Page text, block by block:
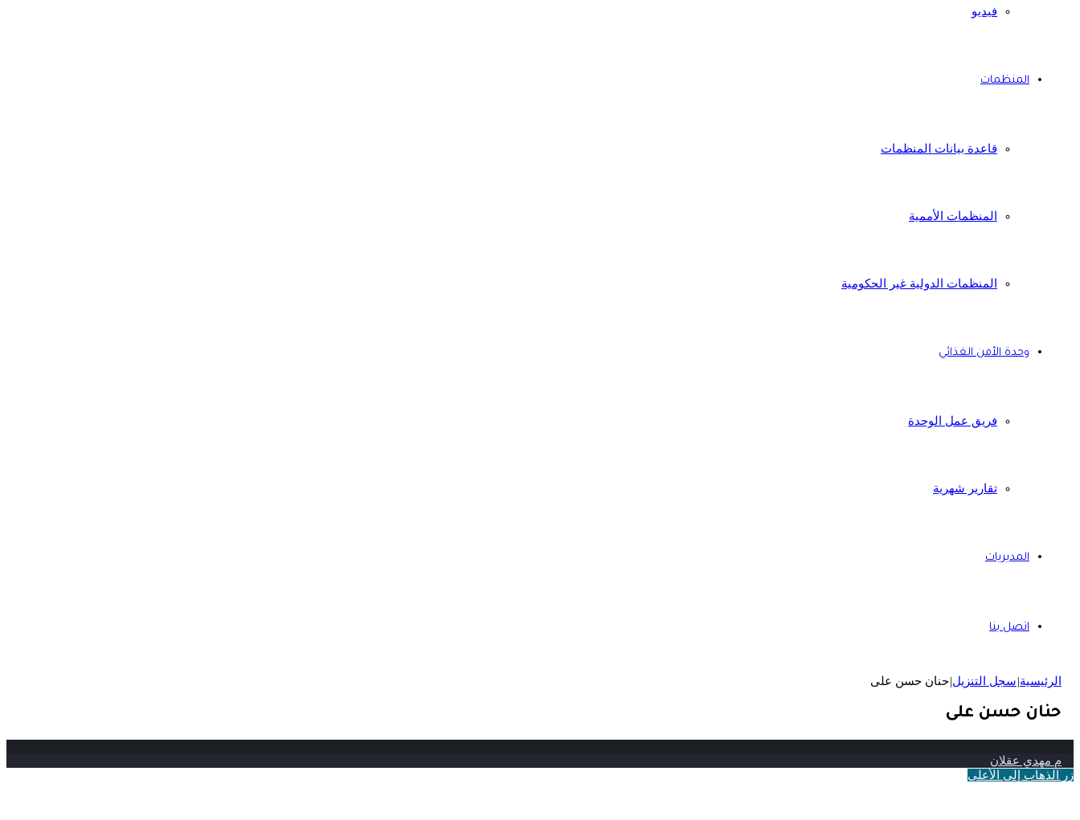
فيديو
المنظمات
قاعدة بيانات المنظمات
المنظمات الأممية
المنظمات الدولية غير الحكومية
وحدة الأمن الغذائي
فريق عمل الوحدة
تقارير شهرية
المديريات
اتصل بنا
الرئيسية|سجل التنزيل|حنان حسن على
حنان حسن على
م مهدي عقلان
زر الذهاب إلى الأعلى